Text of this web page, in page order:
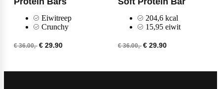
Eiwitreep
Crunchy
€ 36.00,- € 29.90
204,6 kcal
15,95 eiwit
€ 36.00,- € 29.90